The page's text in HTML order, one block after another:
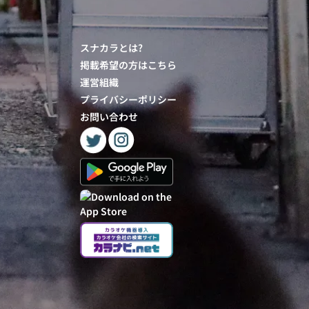
スナカラとは?
掲載希望の方はこちら
運営組織
プライバシーポリシー
お問い合わせ